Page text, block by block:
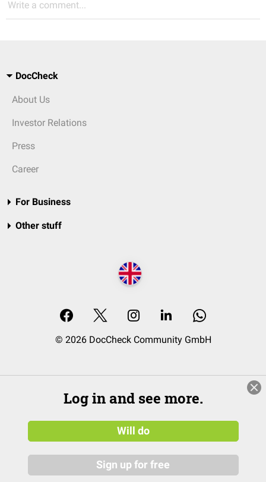
Write a comment...
DocCheck
About Us
Investor Relations
Press
Career
For Business
Other stuff
© 2026 DocCheck Community GmbH
Log in and see more.
Will do
Sign up for free